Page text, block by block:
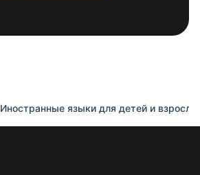
Иностранные языки для детей и